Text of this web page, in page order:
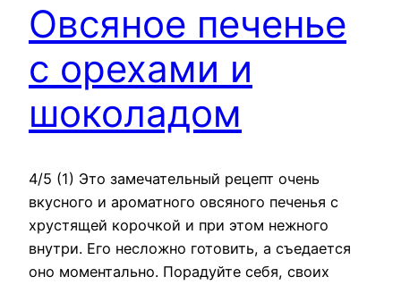
Овсяное печенье
с орехами и
шоколадом
4/5 (1) Это замечательный рецепт очень
вкусного и ароматного овсяного печенья с
хрустящей корочкой и при этом нежного
внутри. Его несложно готовить, а съедается
оно моментально. Порадуйте себя, своих